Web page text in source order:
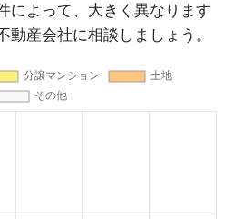
によって、大きく異なります
産会社に相談しましょう。